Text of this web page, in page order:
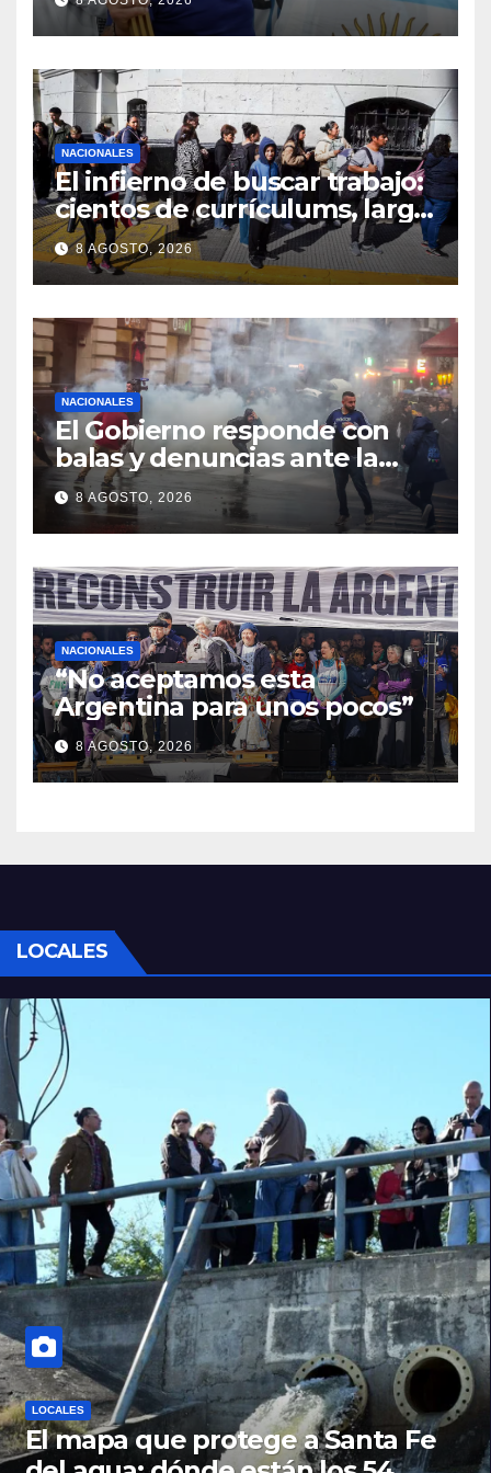
NACIONALES
El infierno de buscar trabajo:
cientos de currículums, larga
espera y menos puestos
registrados
8 AGOSTO, 2026
NACIONALES
El Gobierno responde con
balas y denuncias ante la
protesta
8 AGOSTO, 2026
NACIONALES
“No aceptamos esta
Argentina para unos pocos”
8 AGOSTO, 2026
LOCALES
LOCALES
El mapa que protege a Santa Fe